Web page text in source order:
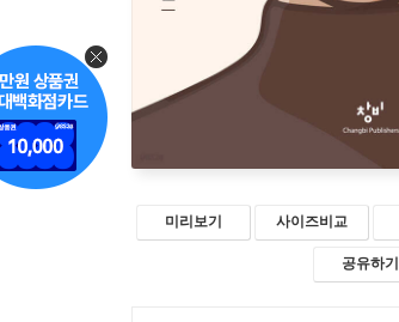
미리보기 사이즈비교
공유하기